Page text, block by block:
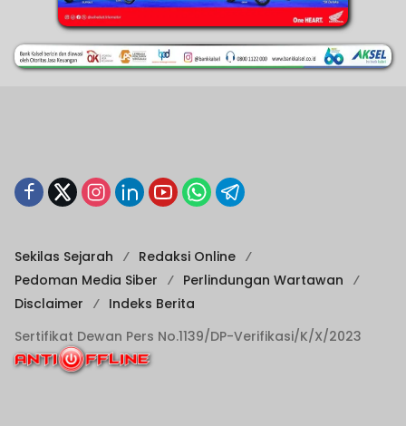
Sekilas Sejarah
Redaksi Online
Pedoman Media Siber
Perlindungan Wartawan
Disclaimer
Indeks Berita
Sertifikat Dewan Pers No.1139/DP-Verifikasi/K/X/2023